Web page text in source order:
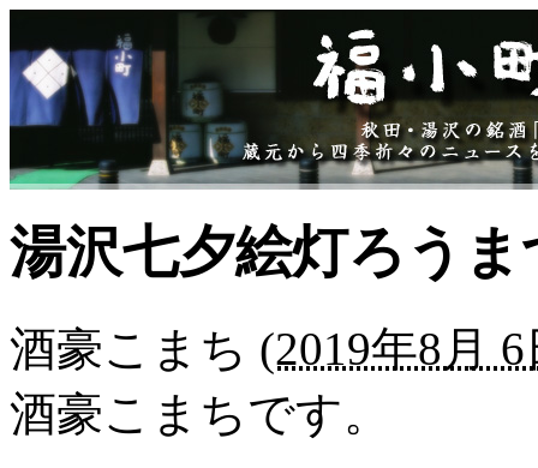
湯沢七夕絵灯ろうま
酒豪こまち (2019年8月
酒豪こまちです。